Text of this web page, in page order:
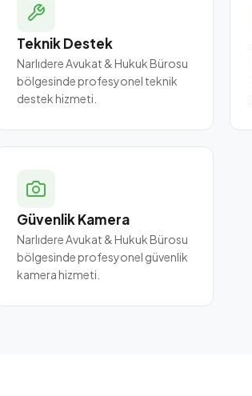
Teknik Destek
Narlıdere Avukat & Hukuk Bürosu
bölgesinde profesyonel teknik
destek hizmeti.
Güvenlik Kamera
Narlıdere Avukat & Hukuk Bürosu
bölgesinde profesyonel güvenlik
kamera hizmeti.